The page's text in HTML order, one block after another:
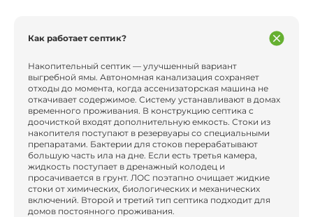
Как работает септик?
Накопительный септик — улучшенный вариант
выгребной ямы. Автономная канализация сохраняет
отходы до момента, когда ассенизаторская машина не
откачивает содержимое. Систему устанавливают в домах
временного проживания. В конструкцию септика с
доочисткой входят дополнительную емкость. Стоки из
накопителя поступают в резервуары со специальными
препаратами. Бактерии для стоков перерабатывают
большую часть ила на дне. Если есть третья камера,
жидкость поступает в дренажный колодец и
просачивается в грунт. ЛОС поэтапно очищает жидкие
стоки от химических, биологических и механических
включений. Второй и третий тип септика подходит для
домов постоянного проживания.